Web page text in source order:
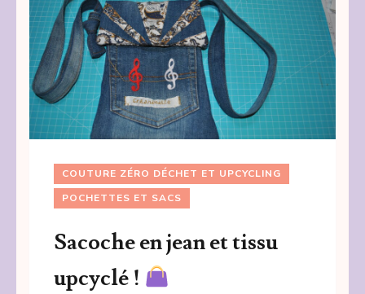
COUTURE ZÉRO DÉCHET ET UPCYCLING
POCHETTES ET SACS
Sacoche en jean et tissu
upcyclé !